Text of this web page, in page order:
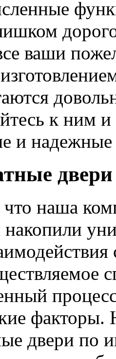
ваши
к ним
и
двери
что наша
двери по